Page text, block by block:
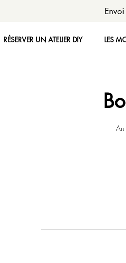
RÉSERVER UN ATELIER DIY LES